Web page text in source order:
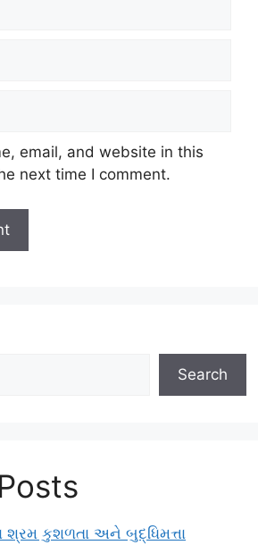
email, and website in this
next time I comment.
Search
શ્રમ કુશળતા અને બુદ્ધિમત્તા